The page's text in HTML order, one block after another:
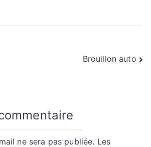
Brouillon auto
ne sera pas publiée. Les